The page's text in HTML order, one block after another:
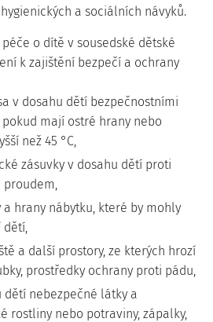
a sociálních návyků.
o dítě v sousedské dětské
k zajištění bezpečí a ochrany
v dosahu dětí bezpečnostními
mají ostré hrany nebo
než 45 °C,
zásuvky v dosahu dětí proti
proudem,
hrany nábytku, které by mohly
dětí,
a další prostory, ze kterých hrozí
prostředky ochrany proti pádu,
dětí nebezpečné látky a
rostliny nebo potraviny, zápalky,